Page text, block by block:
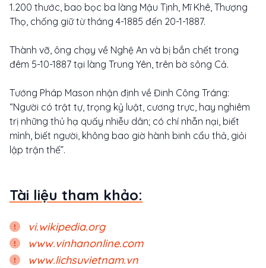
1.200 thước, bao bọc ba làng Mậu Tịnh, Mĩ Khê, Thượng
Thọ, chống giữ từ tháng 4-1885 đến 20-1-1887.
Thành vỡ, ông chạy về Nghệ An và bị bắn chết trong
đêm 5-10-1887 tại làng Trung Yên, trên bờ sông Cả.
Tướng Pháp Mason nhận định về Đinh Công Tráng:
“Người có trật tự, trọng kỷ luật, cương trực, hay nghiêm
trị những thủ hạ quấy nhiễu dân; có chí nhẫn nại, biết
mình, biết người, không bao giờ hành binh cẩu thả, giỏi
lập trận thế”.
Tài liệu tham khảo:
vi.wikipedia.org
www.vinhanonline.com
www.lichsuvietnam.vn